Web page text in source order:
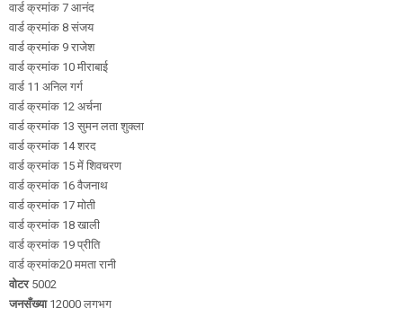
वार्ड क्रमांक 7 आनंद
वार्ड क्रमांक 8 संजय
वार्ड क्रमांक 9 राजेश
वार्ड क्रमांक 10 मीराबाई
वार्ड 11 अनिल गर्ग
वार्ड क्रमांक 12 अर्चना
वार्ड क्रमांक 13 सुमन लता शुक्ला
वार्ड क्रमांक 14 शरद
वार्ड क्रमांक 15 में शिवचरण
वार्ड क्रमांक 16 वैजनाथ
वार्ड क्रमांक 17 मोती
वार्ड क्रमांक 18 खाली
वार्ड क्रमांक 19 प्रीति
वार्ड क्रमांक20 ममता रानी
वोटर5002
जनसँख्या12000 लगभग